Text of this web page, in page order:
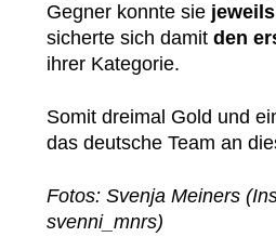
Gegner konnte sie
sicherte sich damit den
ihrer Kategorie.
Somit dreimal Gold und
das deutsche Team an
Fotos: Svenja Meiners
svenni_mnrs)